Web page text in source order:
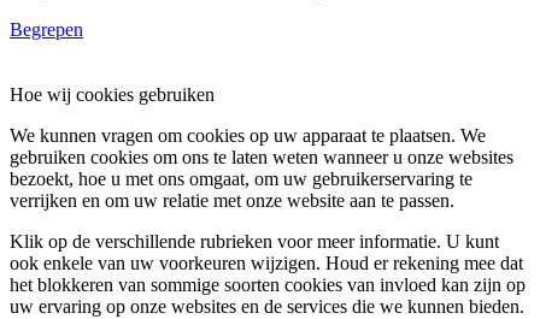
Begrepen
Hoe wij cookies gebruiken
We kunnen vragen om cookies op uw apparaat te plaatsen. We
gebruiken cookies om ons te laten weten wanneer u onze websites
bezoekt, hoe u met ons omgaat, om uw gebruikerservaring te
verrijken en om uw relatie met onze website aan te passen.
Klik op de verschillende rubrieken voor meer informatie. U kunt
ook enkele van uw voorkeuren wijzigen. Houd er rekening mee dat
het blokkeren van sommige soorten cookies van invloed kan zijn op
uw ervaring op onze websites en de services die we kunnen bieden.